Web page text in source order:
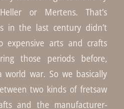
or Mertens. That’s
in the last century didn’t
arts and crafts
those periods before,
war. So we basically
two kinds of fretsaw
and the manufacturer-